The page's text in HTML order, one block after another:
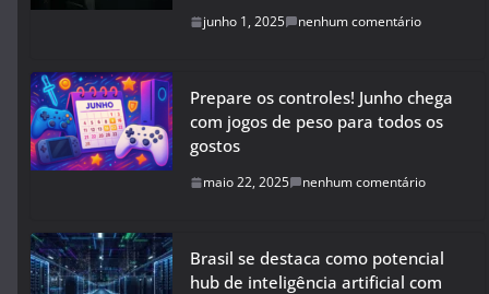
junho 1, 2025 nenhum comentário
Prepare os controles! Junho chega
com jogos de peso para todos os
gostos
maio 22, 2025 nenhum comentário
Brasil se destaca como potencial
hub de inteligência artificial com